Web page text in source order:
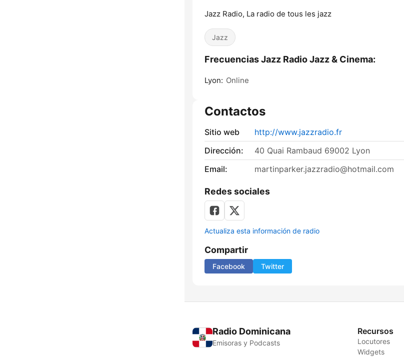
Jazz Radio, La radio de tous les jazz
Jazz
Frecuencias Jazz Radio Jazz & Cinema:
Lyon: Online
Contactos
Sitio web
http://www.jazzradio.fr
Dirección:
40 Quai Rambaud 69002 Lyon
Email:
martinparker.jazzradio@hotmail.com
Redes sociales
Actualiza esta información de radio
Compartir
Facebook Twitter
Radio Dominicana
Emisoras y Podcasts
Recursos
Locutores
Widgets